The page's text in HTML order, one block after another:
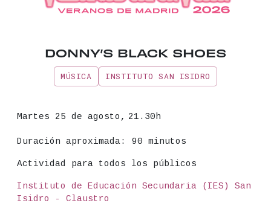
DONNY’S BLACK SHOES
MÚSICA INSTITUTO SAN ISIDRO
Información principal del
Fecha
Martes 25 de agosto, 21.30h
Duración aproximada: 90 minutos
Actividad para todos los públicos
Lugar
Instituto de Educación Secundaria (IES) San
Isidro - Claustro